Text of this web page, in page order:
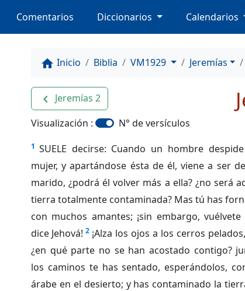
Comentarios Diccionarios Calendarios
home Inicio Biblia VM1929 Jeremías
navigate_before Jeremías 2
Visualización : N° de versículos
1 SUELE decirse: Cuando un hombre
mujer, y apartándose ésta de él, viene a ser
marido, ¿podrá él volver más a ella? ¿no será
tierra totalmente contaminada? Mas tú has
con muchos amantes; ¡sin embargo,
dice Jehová! 2 ¡Alza los ojos a los cerros
¿en qué parte no se han acostado contigo?
los caminos te has sentado, esperándolos,
árabe en el desierto; y has contaminado la